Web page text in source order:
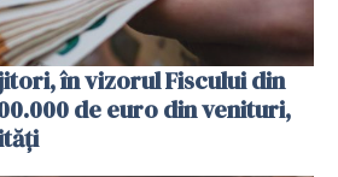
în vizorul Fiscului din
de euro din venituri,